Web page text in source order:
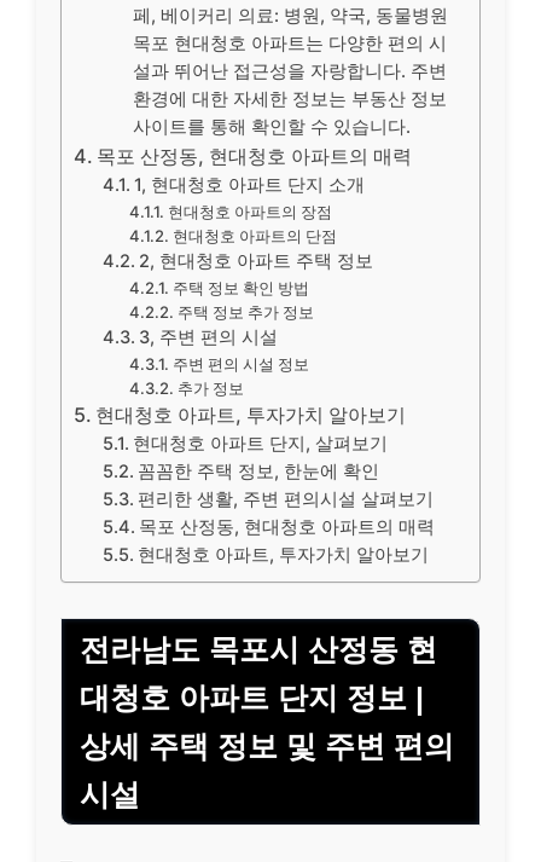
페, 베이커리 의료: 병원, 약국, 동물병원
목포 현대청호 아파트는 다양한 편의 시
설과 뛰어난 접근성을 자랑합니다. 주변
환경에 대한 자세한 정보는 부동산 정보
사이트를 통해 확인할 수 있습니다.
목포 산정동, 현대청호 아파트의 매력
1, 현대청호 아파트 단지 소개
현대청호 아파트의 장점
현대청호 아파트의 단점
2, 현대청호 아파트 주택 정보
주택 정보 확인 방법
주택 정보 추가 정보
3, 주변 편의 시설
주변 편의 시설 정보
추가 정보
현대청호 아파트, 투자가치 알아보기
현대청호 아파트 단지, 살펴보기
꼼꼼한 주택 정보, 한눈에 확인
편리한 생활, 주변 편의시설 살펴보기
목포 산정동, 현대청호 아파트의 매력
현대청호 아파트, 투자가치 알아보기
전라남도 목포시 산정동 현
대청호 아파트 단지 정보 |
상세 주택 정보 및 주변 편의
시설